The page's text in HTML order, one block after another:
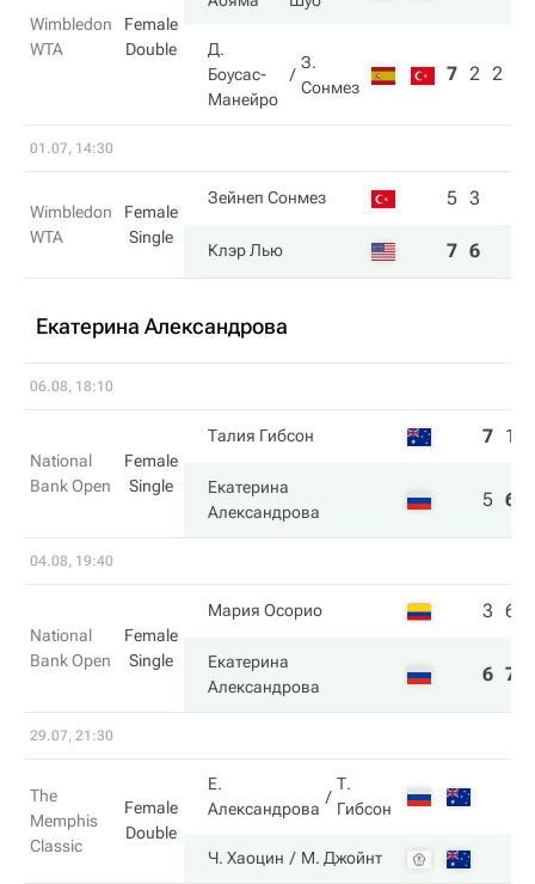
Wimbledon
WTA
Female
Double
Д.
Боусас-
Манейро
З.
Сонмез
7 2 2
01.07, 14:30
Wimbledon
WTA
Female
Single
Зейнеп Сонмез 5 3
Клэр Лью 7 6
Екатерина Александрова
06.08, 18:10
National
Bank Open
Female
Single
Талия Гибсон 7 1
Екатерина
Александрова
5 6
04.08, 19:40
National
Bank Open
Female
Single
Мария Осорио 3 6
Екатерина
Александрова
6 7
29.07, 21:30
The
Memphis
Classic
Female
Double
Е.
Александрова
Т.
Гибсон
Ч. Хаоцин М. Джойнт